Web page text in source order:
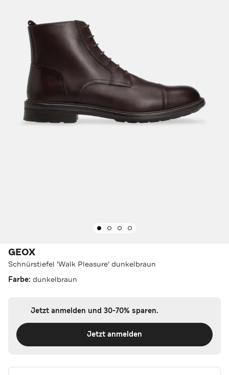
GEOX
Schnürstiefel 'Walk Pleasure' dunkelbraun
Farbe: dunkelbraun
Jetzt anmelden und 30-70% sparen.
Jetzt anmelden